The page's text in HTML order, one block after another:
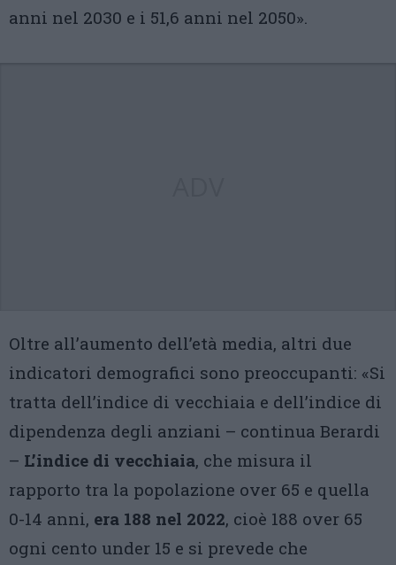
anni nel 2030 e i 51,6 anni nel 2050».
Oltre all’aumento dell’età media, altri due
indicatori demografici sono preoccupanti: «Si
tratta dell’indice di vecchiaia e dell’indice di
dipendenza degli anziani – continua Berardi
– L’indice di vecchiaia, che misura il
rapporto tra la popolazione over 65 e quella
0-14 anni, era 188 nel 2022, cioè 188 over 65
ogni cento under 15 e si prevede che